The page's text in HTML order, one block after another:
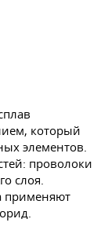
который
элементов.
проволоки
слоя.
применяют